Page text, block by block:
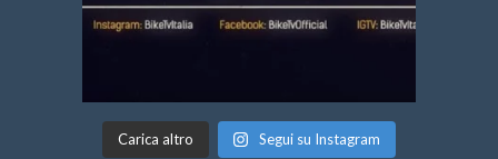
Carica altro Segui su Instagram